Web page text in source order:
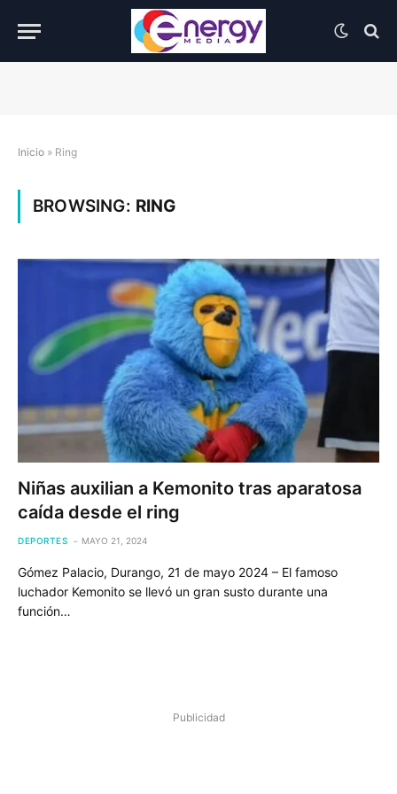
Inicio » Ring
BROWSING: RING
Niñas auxilian a Kemonito tras aparatosa
caída desde el ring
DEPORTES MAYO 21, 2024
Gómez Palacio, Durango, 21 de mayo 2024 – El famoso
luchador Kemonito se llevó un gran susto durante una
función…
Publicidad